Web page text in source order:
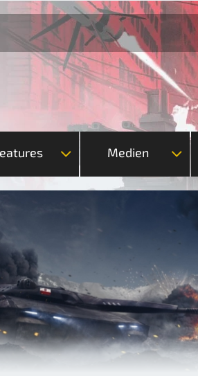
Medien